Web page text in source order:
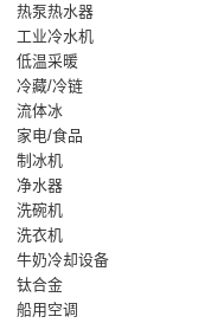
热泵热水器
工业冷水机
低温采暖
冷藏/冷链
流体冰
家电/食品
制冰机
净水器
洗碗机
洗衣机
牛奶冷却设备
钛合金
船用空调